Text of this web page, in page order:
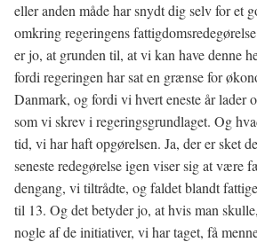
eller anden måde har snydt dig selv for et
omkring regeringens
er jo, at grunden til, at vi kan have denne
fordi regeringen har sat en grænse for
Danmark, og fordi vi hvert eneste år lader
som vi skrev i regeringsgrundlaget. Og
tid, vi har haft opgørelsen. Ja, der er sket
seneste redegørelse igen viser sig at være
dengang, vi tiltrådte, og faldet blandt
til 13. Og det betyder jo, at hvis man
nogle af de initiativer, vi har taget, få